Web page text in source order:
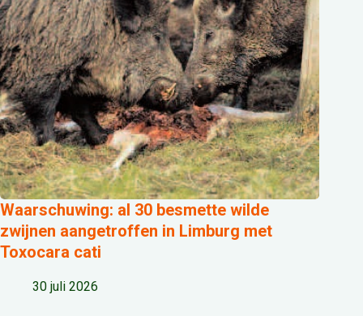
Waarschuwing: al 30 besmette wilde
zwijnen aangetroffen in Limburg met
Toxocara cati
30 juli 2026